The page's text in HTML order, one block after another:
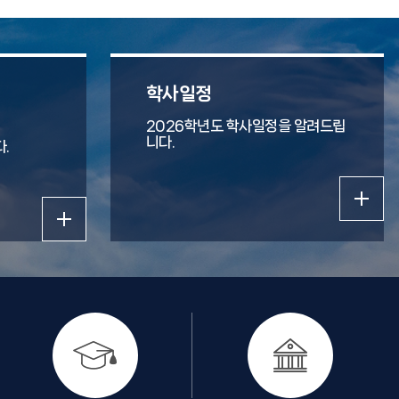
.
학사일정
2026학년도 학사일정을 알려드립
니다.